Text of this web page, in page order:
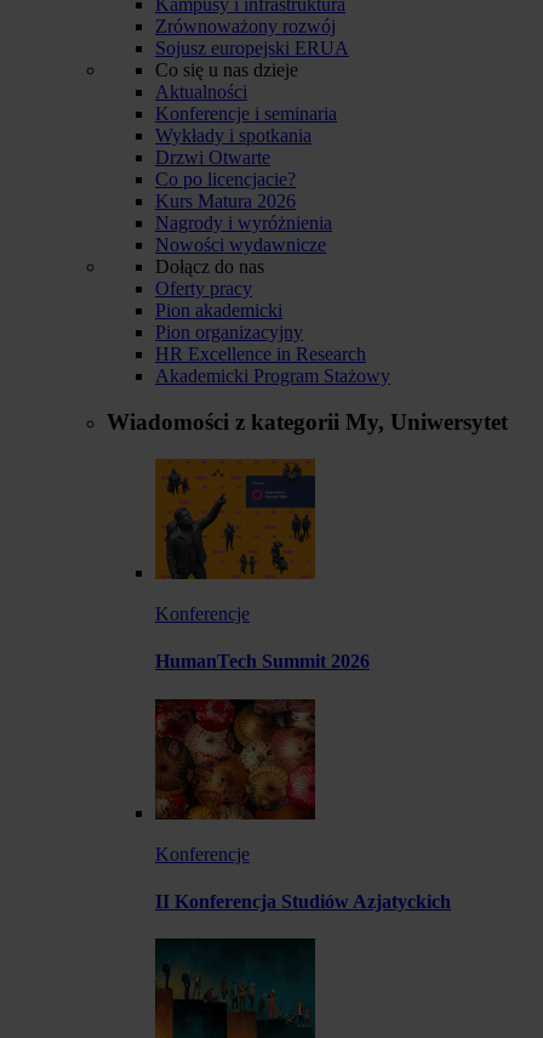
Zrównoważony rozwój
Sojusz europejski ERUA
Co się u nas dzieje
Aktualności
Konferencje i seminaria
Wykłady i spotkania
Drzwi Otwarte
Co po licencjacie?
Kurs Matura 2026
Nagrody i wyróżnienia
Nowości wydawnicze
Dołącz do nas
Oferty pracy
Pion akademicki
Pion organizacyjny
HR Excellence in Research
Akademicki Program Stażowy
Wiadomości z kategorii My, Uniwersytet
Konferencje
HumanTech Summit 2026
Konferencje
II Konferencja Studiów Azjatyckich